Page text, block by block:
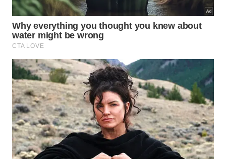
ambiente seguro.
Adicione aágua mornapara dissolver bem os
ingredientes essenciais.
facilitar a aplicação diária.
Agite bem o frasco antes de espalhar pelo
quarto.
Como aplicar o produto no quarto de
maneira correta?
A dispersão da névoa aromática deve ser feita nos